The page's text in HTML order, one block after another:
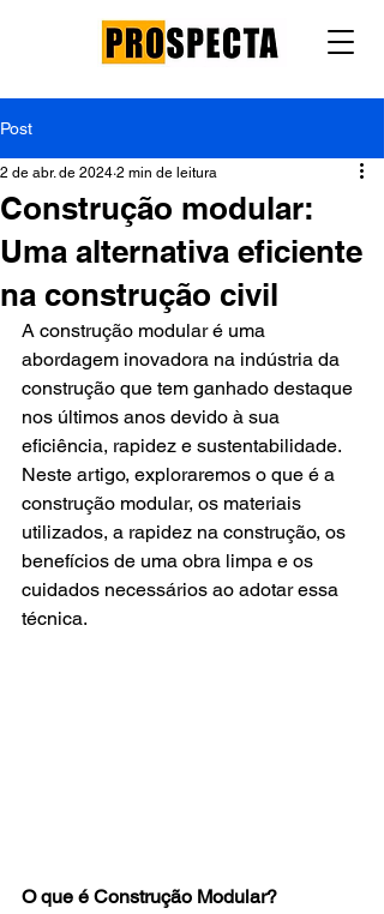
Post
Construção modular:
Uma alternativa eficiente
na construção civil
2 de abr. de 2024 2 min de leitura
A construção modular é uma
abordagem inovadora na indústria da
construção que tem ganhado destaque
nos últimos anos devido à sua
eficiência, rapidez e sustentabilidade.
Neste artigo, exploraremos o que é a
construção modular, os materiais
utilizados, a rapidez na construção, os
benefícios de uma obra limpa e os
cuidados necessários ao adotar essa
técnica.
O que é Construção Modular?